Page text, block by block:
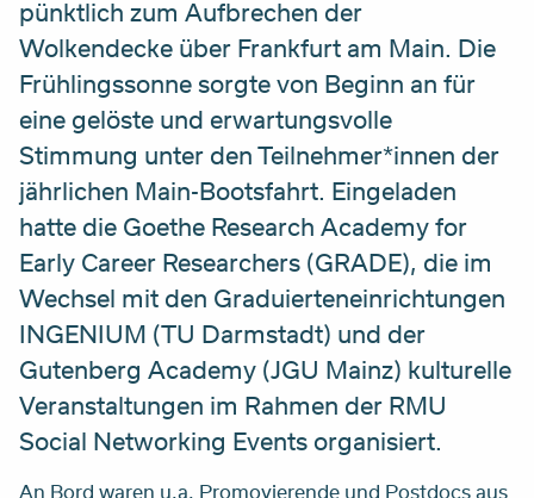
pünktlich zum Aufbrechen der
Wolkendecke über Frankfurt am Main. Die
Frühlingssonne sorgte von Beginn an für
eine gelöste und erwartungsvolle
Stimmung unter den Teilnehmer*innen der
jährlichen Main-Bootsfahrt. Eingeladen
hatte die Goethe Research Academy for
Early Career Researchers (GRADE), die im
Wechsel mit den Graduierteneinrichtungen
INGENIUM (TU Darmstadt) und der
Gutenberg Academy (JGU Mainz) kulturelle
Veranstaltungen im Rahmen der RMU
Social Networking Events organisiert.
An Bord waren u.a. Promovierende und Postdocs aus